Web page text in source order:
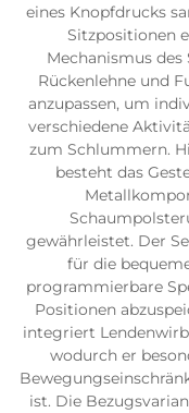
eines Knopfdrucks
Sitzpositionen
Mechanismus des
Rückenlehne und
anzupassen, um
verschiedene
zum Schlummern.
besteht das
gewährleistet. Der
für die
programmierbare
Positionen
integriert
wodurch er
ist. Die